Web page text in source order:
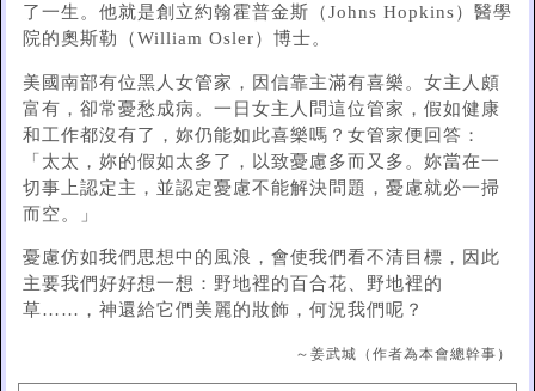
了一生。他就是創立約翰霍普金斯（Johns Hopkins）醫學
院的奧斯勒（William Osler）博士。
美國南部有位黑人女管家，因信靠主滿有喜樂。女主人頗
富有，卻常憂愁成病。一日女主人問這位管家，假如健康
和工作都沒有了，妳仍能如此喜樂嗎？女管家便回答：
「太太，妳的假如太多了，以致憂慮多而又多。妳當在一
切事上認定主，並認定憂慮不能解決問題，憂慮就必一掃
而空。」
憂慮仿如我們思想中的風浪，會使我們看不清目標，因此
主要我們好好想一想：野地裡的百合花、野地裡的
草……，神還給它們美麗的妝飾，何況我們呢？
～姜武城（作者為本會總幹事）